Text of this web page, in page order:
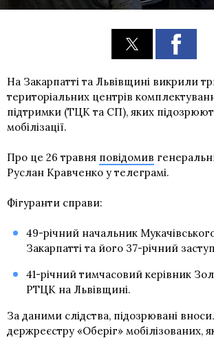
На Закарпатті та Львівщині викрили
територіальних центрів
підтримки (ТЦК та СП), яких
мобілізації.
Про це 26 травня повідомив
Руслан Кравченко у телеграмі.
Фігуранти справи:
49-річний начальник
Закарпатті та його 37-річний
41-річний тимчасовий керівник
РТЦК на Львівщині.
За даними слідства, підозрювані
держреєстру «Оберіг» мобілізованих,